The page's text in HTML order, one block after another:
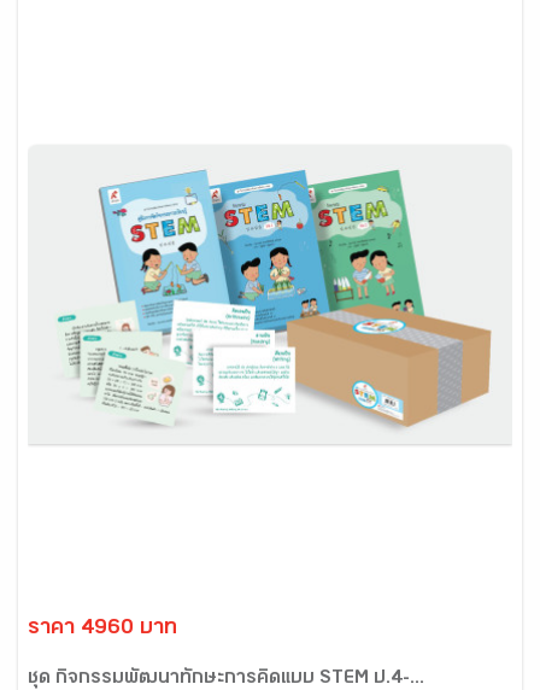
ราคา 4960 บาท
ชุด กิจกรรมพัฒนาทักษะการคิดแบบ STEM ป.4-...